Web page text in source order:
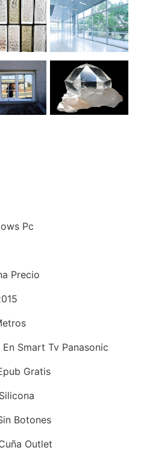
Pc
Precio
Smart Tv Panasonic
Gratis
Botones
Outlet